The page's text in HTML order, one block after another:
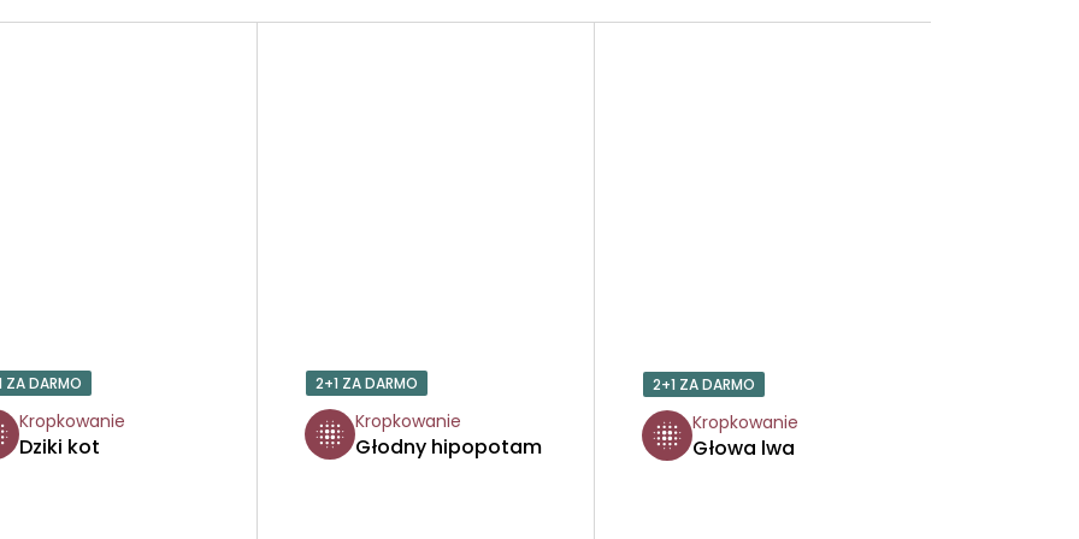
ZA DARMO
Kropkowanie
Dziki kot
2+1 ZA DARMO
Kropkowanie
Głodny hipopotam
2+1 ZA DARMO
Kropkowanie
Głowa lwa